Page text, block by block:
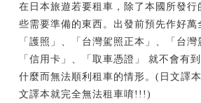
在日本旅遊若要租車，除了本國所發行
些需要準備的東西。出發前預先作好萬
「護照」、「台灣駕照正本」、「台灣
「信用卡」、「取車憑證」 就不會有
什麼而無法順利租車的情形。(日文譯
文譯本就完全無法租車唷!!!)